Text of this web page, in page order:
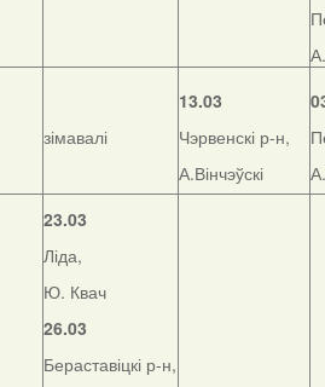
зімавалі
13.03
Чэрвенскі р-н,
А.Вінчэўскі
23.03
Ліда,
Ю. Квач
26.03
Бераставіцкі р-н,